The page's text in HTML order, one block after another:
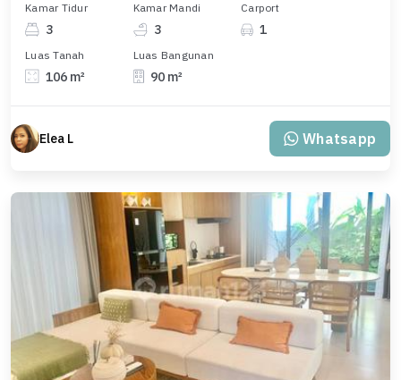
Kamar Tidur
3
Kamar Mandi
3
Carport
1
Luas Tanah
106 m²
Luas Bangunan
90 m²
Elea L Whatsapp